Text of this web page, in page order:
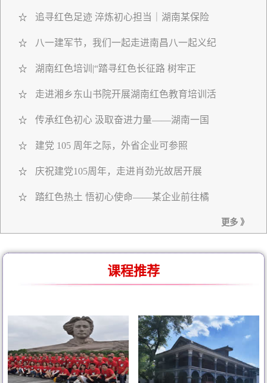
☆ 追寻红色足迹 淬炼初心担当｜湖南某保险
☆ 八一建军节，我们一起走进南昌八一起义纪
☆ 湖南红色培训|“踏寻红色长征路 树牢正
☆ 走进湘乡东山书院开展湖南红色教育培训活
☆ 传承红色初心 汲取奋进力量——湖南一国
☆ 建党 105 周年之际，外省企业可参照
☆ 庆祝建党105周年，走进肖劲光故居开展
☆ 踏红色热土 悟初心使命——某企业前往橘
更多 》
课程推荐